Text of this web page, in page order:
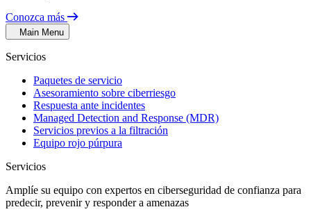
Conozca más
Main Menu
Servicios
Paquetes de servicio
Asesoramiento sobre ciberriesgo
Respuesta ante incidentes
Managed Detection and Response (MDR)
Servicios previos a la filtración
Equipo rojo púrpura
Servicios
Amplíe su equipo con expertos en ciberseguridad de confianza para
predecir, prevenir y responder a amenazas